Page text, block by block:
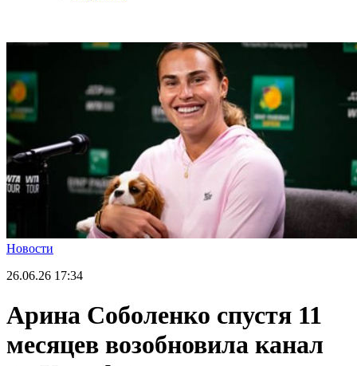
Новости
26.06.26 17:34
Арина Соболенко спустя 11
месяцев возобновила канал